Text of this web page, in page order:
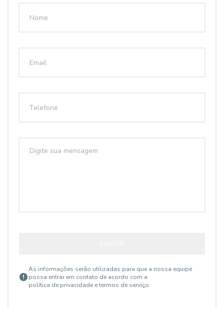
As informações serão utilizadas para que a nossa equipe
possa entrar em contato de acordo com a
política de privacidade e termos de serviço